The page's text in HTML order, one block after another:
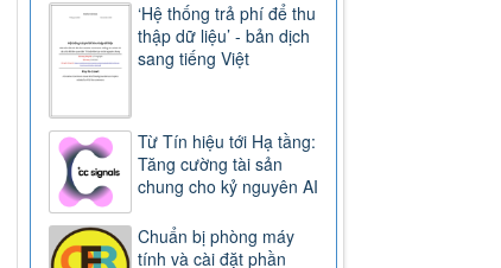
‘Hệ thống trả phí để thu
thập dữ liệu’ - bản dịch
sang tiếng Việt
Từ Tín hiệu tới Hạ tầng:
Tăng cường tài sản
chung cho kỷ nguyên AI
Chuẩn bị phòng máy
tính và cài đặt phần